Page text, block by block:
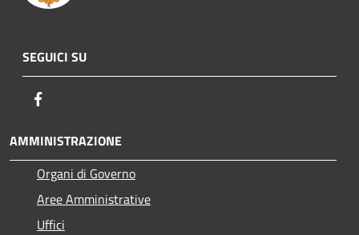
SEGUICI SU
AMMINISTRAZIONE
Organi di Governo
Aree Amministrative
Uffici